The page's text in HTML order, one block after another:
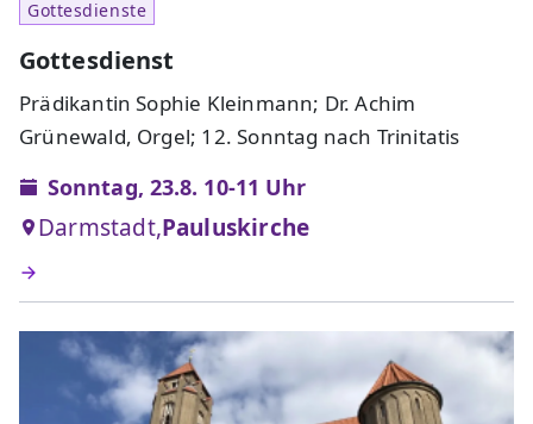
Gottesdienste
Gottesdienst
Prädikantin Sophie Kleinmann; Dr. Achim
Grünewald, Orgel; 12. Sonntag nach Trinitatis
Sonntag, 23.8. 10-11 Uhr
Darmstadt,Pauluskirche